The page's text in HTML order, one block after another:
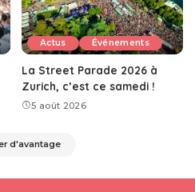
Actus Événements
La Street Parade 2026 à
Zurich, c’est ce samedi !
5 août 2026
d'avantage